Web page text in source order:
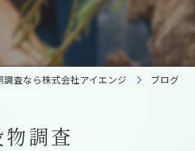
査なら株式会社アイエンジ ブログ
調査